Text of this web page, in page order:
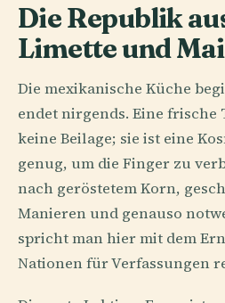
Die Republik
Limette und
Die mexikanische Küche
endet nirgends. Eine
keine Beilage; sie ist eine
genug, um die Finger zu
nach geröstetem Korn,
Manieren und genauso
spricht man hier mit dem
Nationen für Verfassungen